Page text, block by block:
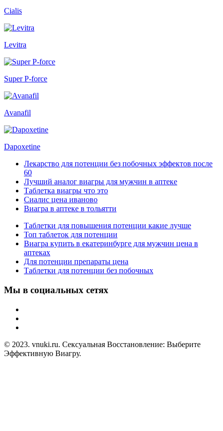
Cialis
Levitra
Super P-force
Avanafil
Dapoxetine
Лекарство для потенции без побочных эффектов после
60
Лучший аналог виагры для мужчин в аптеке
Таблетка виагры что это
Сиалис цена иваново
Виагра в аптеке в тольятти
Таблетки для повышения потенции какие лучше
Топ таблеток для потенции
Виагра купить в екатеринбурге для мужчин цена в
аптеках
Для потенции препараты цена
Таблетки для потенции без побочных
Мы в социальных сетях
© 2023. vnuki.ru. Сексуальная Восстановление: Выберите
Эффективную Виагру.